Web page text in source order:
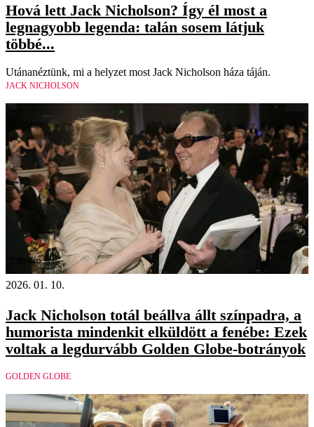
Hová lett Jack Nicholson? Így él most a
legnagyobb legenda: talán sosem látjuk
többé...
Utánanéztünk, mi a helyzet most Jack Nicholson háza táján.
JACK NICHOLSON
Videó
2026. 01. 10.
Jack Nicholson totál beállva állt színpadra, a
humorista mindenkit elküldött a fenébe: Ezek
voltak a legdurvább Golden Globe-botrányok
GOLDEN GLOBE